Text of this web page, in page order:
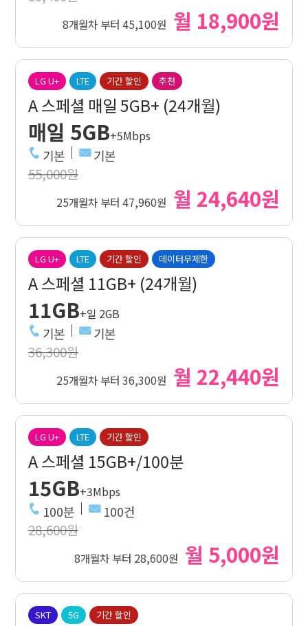
8개월차 부터 45,100원 월 18,900원
LG U+ LTE 기간 할인 추천
A 스페셜 매일 5GB+ (24개월)
매일 5GB+5Mbps
기본 기본
55,000원
25개월차 부터 47,960원 월 24,640원
LG U+ LTE 기간 할인 데이터무제한
A 스페셜 11GB+ (24개월)
11GB+일 2GB
기본 기본
36,300원
25개월차 부터 36,300원 월 22,440원
LG U+ LTE 기간 할인
A 스페셜 15GB+/100분
15GB+3Mbps
100분 100건
28,600원
8개월차 부터 28,600원 월 5,000원
SKT 5G 기간 할인